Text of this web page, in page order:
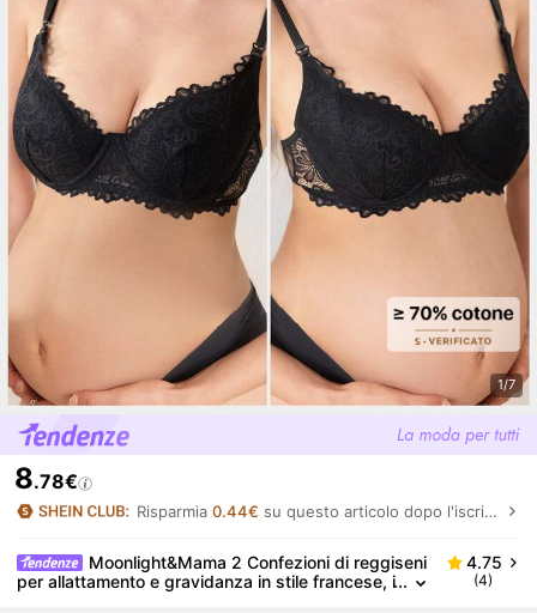
1/7
8.78€
Risparmia0.44€ su questo articolo dopo l'iscrizione.
Moonlight&Mama 2 Confezioni di reggiseni
per allattamento e gravidanza in stile francese, i
4.75
(4)